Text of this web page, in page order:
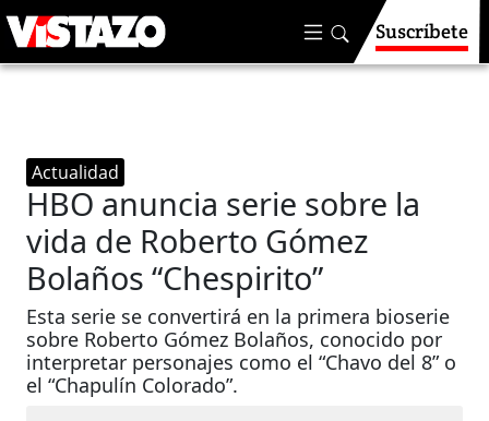
Suscríbete
Actualidad
HBO anuncia serie sobre la
vida de Roberto Gómez
Bolaños “Chespirito”
Esta serie se convertirá en la primera bioserie
sobre Roberto Gómez Bolaños, conocido por
interpretar personajes como el “Chavo del 8” o
el “Chapulín Colorado”.